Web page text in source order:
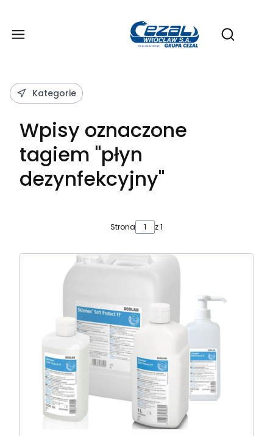
Otwórz
Kategorie
Wpisy oznaczone
tagiem "płyn
dezynfekcyjny"
Strona z 1